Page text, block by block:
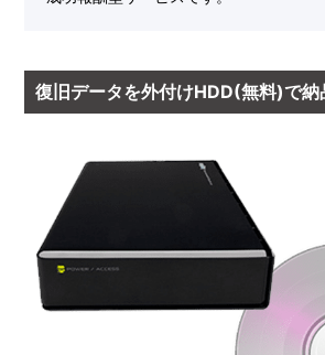
復旧データを外付けHDD(無料)で納